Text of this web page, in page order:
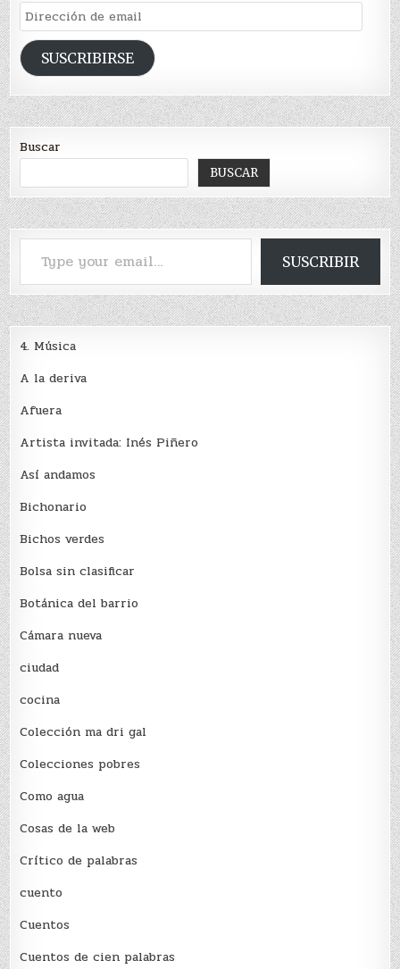
Dirección
de
emailSUSCRIBIRSE
Buscar
BUSCAR
Type your email…
SUSCRIBIR
4. Música
A la deriva
Afuera
Artista invitada: Inés Piñero
Así andamos
Bichonario
Bichos verdes
Bolsa sin clasificar
Botánica del barrio
Cámara nueva
ciudad
cocina
Colección ma dri gal
Colecciones pobres
Como agua
Cosas de la web
Crítico de palabras
cuento
Cuentos
Cuentos de cien palabras